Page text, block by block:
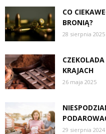
CO
BRONIĄ?
28 sierpnia 2025
KRAJACH
26 maja 2025
29 sierpnia 2024